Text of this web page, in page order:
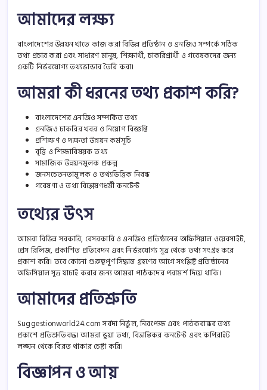
আমাদের লক্ষ্য
বাংলাদেশের উন্নয়ন খাতে কাজ করা বিভিন্ন প্রতিষ্ঠান ও এনজিও সম্পর্কে সঠিক
তথ্য প্রচার করা এবং সাধারণ মানুষ, শিক্ষার্থী, চাকরিপ্রার্থী ও গবেষকদের জন্য
একটি নির্ভরযোগ্য তথ্যভান্ডার তৈরি করা।
আমরা কী ধরনের তথ্য প্রকাশ করি?
বাংলাদেশের এনজিও সম্পর্কিত তথ্য
এনজিও চাকরির খবর ও নিয়োগ বিজ্ঞপ্তি
প্রশিক্ষণ ও দক্ষতা উন্নয়ন কর্মসূচি
বৃত্তি ও শিক্ষাবিষয়ক তথ্য
সামাজিক উন্নয়নমূলক প্রকল্প
জনসচেতনতামূলক ও তথ্যভিত্তিক নিবন্ধ
গবেষণা ও তথ্য বিশ্লেষণধর্মী কনটেন্ট
তথ্যের উৎস
আমরা বিভিন্ন সরকারি, বেসরকারি ও এনজিও প্রতিষ্ঠানের অফিসিয়াল ওয়েবসাইট,
প্রেস রিলিজ, প্রকাশিত প্রতিবেদন এবং নির্ভরযোগ্য সূত্র থেকে তথ্য সংগ্রহ করে
প্রকাশ করি। তবে কোনো গুরুত্বপূর্ণ সিদ্ধান্ত গ্রহণের আগে সংশ্লিষ্ট প্রতিষ্ঠানের
অফিসিয়াল সূত্র যাচাই করার জন্য আমরা পাঠকদের পরামর্শ দিয়ে থাকি।
আমাদের প্রতিশ্রুতি
Suggestionworld24.com সর্বদা নির্ভুল, নিরপেক্ষ এবং পাঠকবান্ধব তথ্য
প্রকাশে প্রতিশ্রুতিবদ্ধ। আমরা ভুয়া তথ্য, বিভ্রান্তিকর কনটেন্ট এবং কপিরাইট
লঙ্ঘন থেকে বিরত থাকার চেষ্টা করি।
বিজ্ঞাপন ও আয়